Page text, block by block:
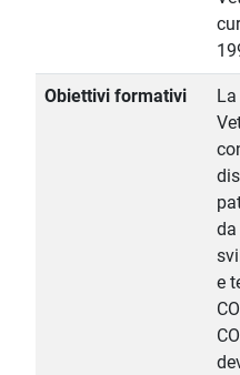
Obiettivi formativi
da
e